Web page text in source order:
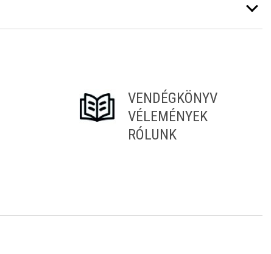
VENDÉGKÖNYV
VÉLEMÉNYEK
RÓLUNK